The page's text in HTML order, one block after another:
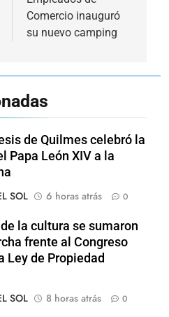
Comercio inauguró
su nuevo camping
de Quilmes celebró la
Papa León XIV a la
SOL
6 horas atrás 0
la cultura se sumaron
frente al Congreso
Ley de Propiedad
SOL
8 horas atrás 0